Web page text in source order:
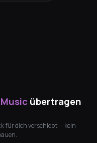
übertragen
für dich verschiebt — kein